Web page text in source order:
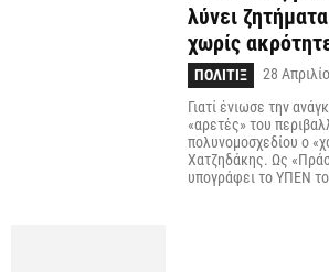
λύνει
χωρίς
ΠΟΛΙΤΙΞ
28
Γιατί ένιωσε την
«αρετές» του
πολυνομοσχεδίου ο
Χατζηδάκης. Ως
υπογράφει το ΥΠΕΝ